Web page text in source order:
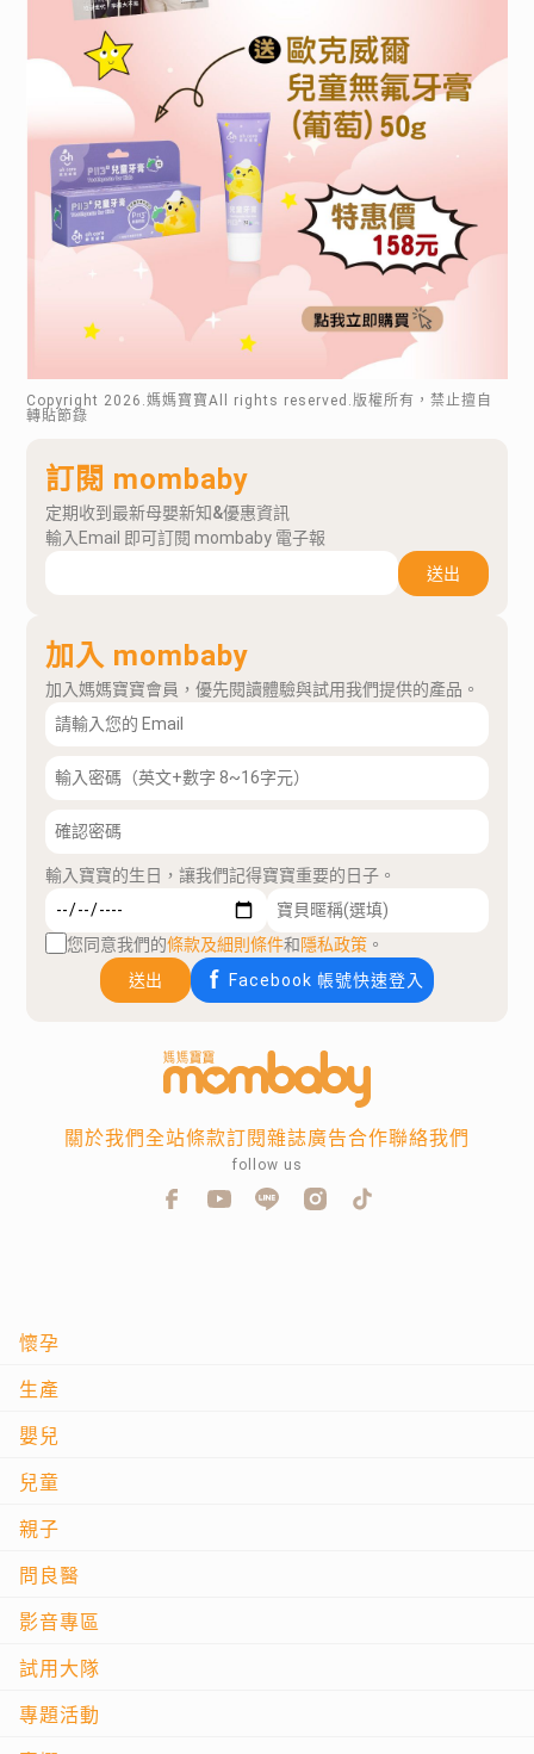
Copyright 2026 .媽媽寶寶All rights reserved.版權所有，禁止擅自
轉貼節錄
訂閱 mombaby
定期收到最新母嬰新知&優惠資訊
輸入Email 即可訂閱 mombaby 電子報
送出
加入 mombaby
加入媽媽寶寶會員，優先閱讀體驗與試用我們提供的產品。
輸入寶寶的生日，讓我們記得寶寶重要的日子。
您同意我們的條款及細則條件和隱私政策 。
送出
Facebook 帳號快速登入
懷孕
生產
嬰兒
兒童
親子
問良醫
影音專區
試用大隊
專題活動
關於我們全站條款訂閱雜誌廣告合作聯絡我們
follow us